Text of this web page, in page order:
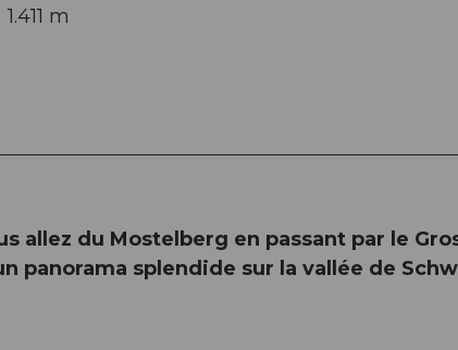
1.411 m
allez du Mostelberg en passant par le
panorama splendide sur la vallée de